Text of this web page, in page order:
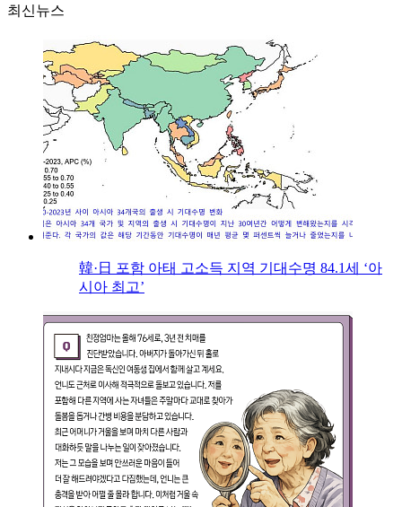
최신뉴스
韓·日 포함 아태 고소득 지역 기대수명 84.1세 ‘아
시아 최고’